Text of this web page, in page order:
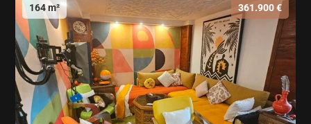
164 m² 361.900 €